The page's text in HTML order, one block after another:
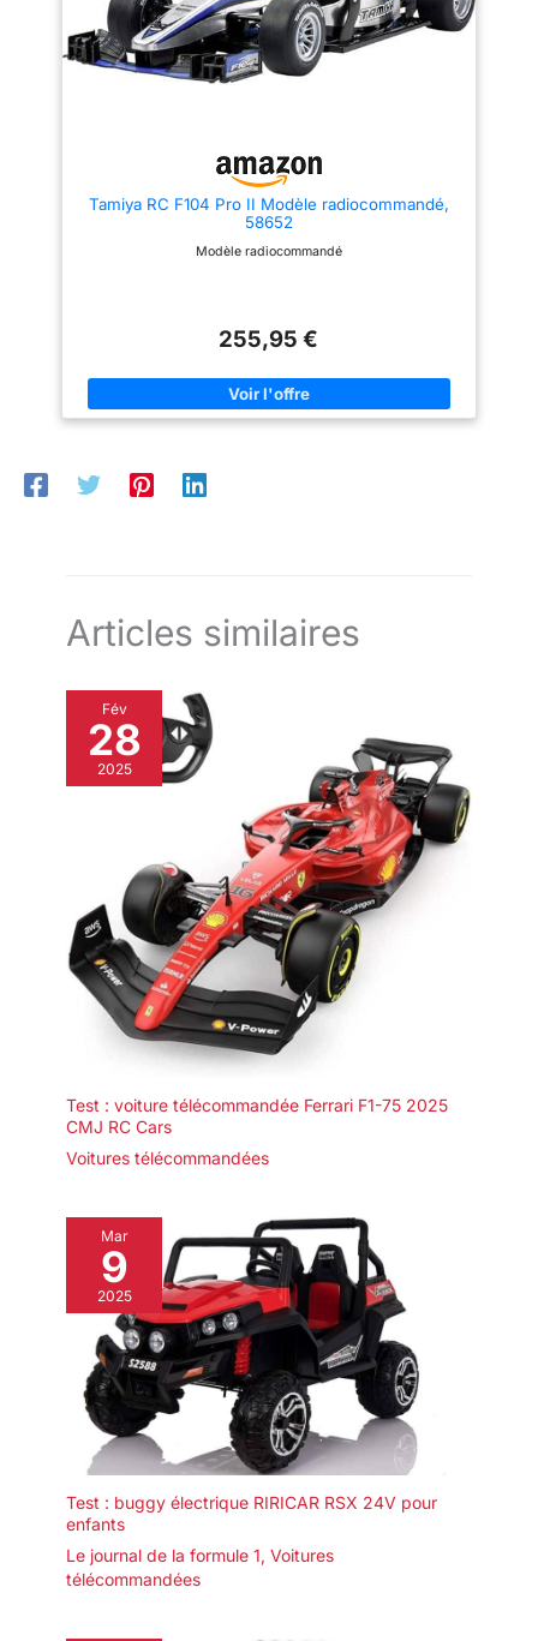
Tamiya RC F104 Pro II Modèle radiocommandé,
58652
Modèle radiocommandé
255,95 €
Articles similaires
Fév
28
2025
Test : voiture télécommandée Ferrari F1-75 2025
CMJ RC Cars
Voitures télécommandées
Mar
9
2025
Test : buggy électrique RIRICAR RSX 24V pour
enfants
Le journal de la formule 1, Voitures
télécommandées